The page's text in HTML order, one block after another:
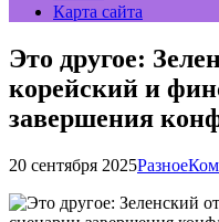
Карта сайта
Это другое:
корейский и
завершения
20 сентября 2025Разное